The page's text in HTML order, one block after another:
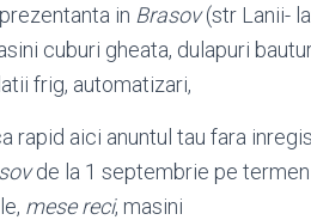
in Brasov(str Lanii-
cuburi gheata, dulapuri
frig, automatizari,
rapid aici anuntul tau fara
de la 1 septembrie pe
mese reci, masini